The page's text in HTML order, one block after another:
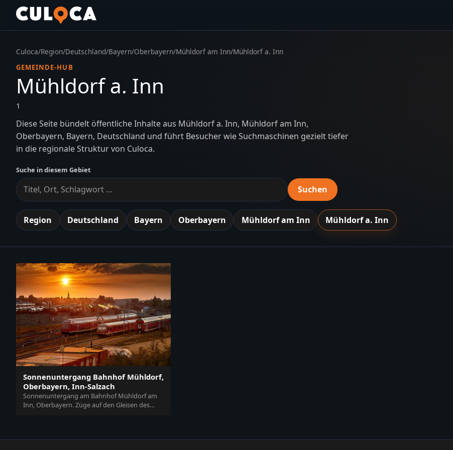
Culoca/Region/Deutschland/Bayern/Oberbayern/Mühldorf am Inn/Mühldorf a. Inn
GEMEINDE-HUB
Mühldorf a. Inn
1
Diese Seite bündelt öffentliche Inhalte aus Mühldorf a. Inn, Mühldorf am Inn,
Oberbayern, Bayern, Deutschland und führt Besucher wie Suchmaschinen gezielt tiefer
in die regionale Struktur von Culoca.
Suche in diesem Gebiet
Suchen
Region Deutschland Bayern Oberbayern Mühldorf am Inn Mühldorf a. Inn
Sonnenuntergang Bahnhof Mühldorf,
Oberbayern, Inn-Salzach
Sonnenuntergang am Bahnhof Mühldorf am
Inn, Oberbayern. Züge auf den Gleisen des